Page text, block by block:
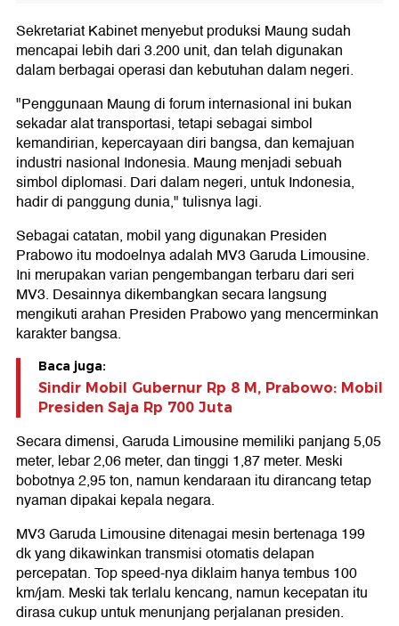
Sekretariat Kabinet menyebut produksi Maung sudah
mencapai lebih dari 3.200 unit, dan telah digunakan
dalam berbagai operasi dan kebutuhan dalam negeri.
"Penggunaan Maung di forum internasional ini bukan
sekadar alat transportasi, tetapi sebagai simbol
kemandirian, kepercayaan diri bangsa, dan kemajuan
industri nasional Indonesia. Maung menjadi sebuah
simbol diplomasi. Dari dalam negeri, untuk Indonesia,
hadir di panggung dunia," tulisnya lagi.
Sebagai catatan, mobil yang digunakan Presiden
Prabowo itu modoelnya adalah MV3 Garuda Limousine.
Ini merupakan varian pengembangan terbaru dari seri
MV3. Desainnya dikembangkan secara langsung
mengikuti arahan Presiden Prabowo yang mencerminkan
karakter bangsa.
Baca juga:
Sindir Mobil Gubernur Rp 8 M, Prabowo: Mobil
Presiden Saja Rp 700 Juta
Secara dimensi, Garuda Limousine memiliki panjang 5,05
meter, lebar 2,06 meter, dan tinggi 1,87 meter. Meski
bobotnya 2,95 ton, namun kendaraan itu dirancang tetap
nyaman dipakai kepala negara.
MV3 Garuda Limousine ditenagai mesin bertenaga 199
dk yang dikawinkan transmisi otomatis delapan
percepatan. Top speed-nya diklaim hanya tembus 100
km/jam. Meski tak terlalu kencang, namun kecepatan itu
dirasa cukup untuk menunjang perjalanan presiden.